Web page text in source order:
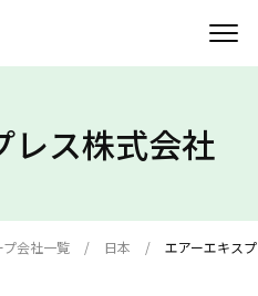
レス株式会社
プ会社一覧 日本 エアーエキス